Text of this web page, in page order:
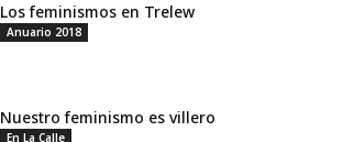
Los feminismos en Trelew
Anuario 2018
Nuestro feminismo es villero
En La Calle